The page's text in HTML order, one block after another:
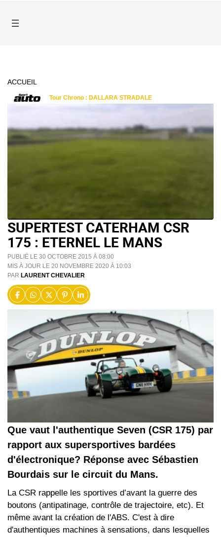
ACCUEIL
SUPERTEST CATERHAM CSR
175 : ETERNEL LE MANS
PUBLIÉ LE 30 OCTOBRE 2015 À 08:00
MIS À JOUR LE 20 NOVEMBRE 2020 À 10:03
PAR LAURENT CHEVALIER
Que vaut l'authentique Seven (CSR 175) par
rapport aux supersportives bardées
d'électronique? Réponse avec Sébastien
Bourdais sur le circuit du Mans.
La CSR rappelle les sportives d’avant la guerre des
boutons (antipatinage, contrôle de trajectoire, etc). Et
même avant la création de l'ABS. C'est à dire
d'authentiques machines à sensations, dans lesquelles